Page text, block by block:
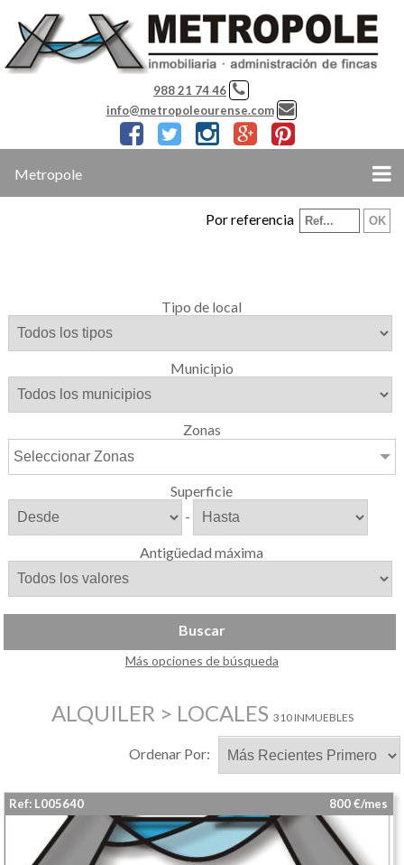
988 21 74 46
info@metropoleourense.com
Metropole
Por referencia
Tipo de local
Municipio
Zonas
Seleccionar Zonas
Superficie
-
Antigüedad máxima
Buscar
Más opciones de búsqueda
ALQUILER > LOCALES 310 INMUEBLES
Ordenar Por:
Ref: L005640 800 €/mes